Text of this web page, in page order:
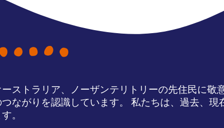
ストラリア、ノーザンテリトリーの先住民に敬
ながりを認識しています。 私たちは、過去、
。